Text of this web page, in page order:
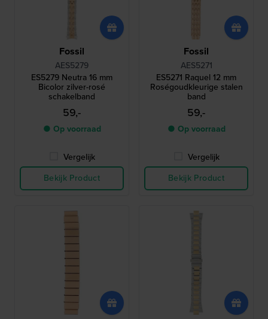
Fossil
AES5279
ES5279 Neutra 16 mm
Bicolor zilver-rosé
schakelband
59,-
● Op voorraad
Vergelijk
Bekijk Product
Fossil
AES5271
ES5271 Raquel 12 mm
Roségoudkleurige stalen
band
59,-
● Op voorraad
Vergelijk
Bekijk Product